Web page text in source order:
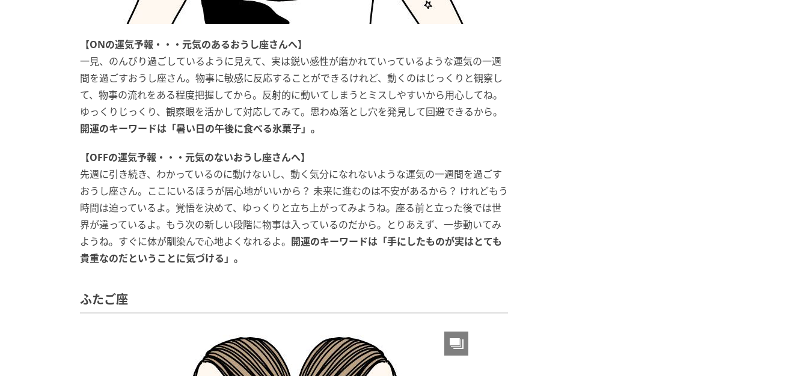
【ONの運気予報・・・元気のあるおうし座さんへ】
一見、のんびり過ごしているように見えて、実は鋭い感性が磨かれていっているような運気の一週
間を過ごすおうし座さん。物事に敏感に反応することができるけれど、動くのはじっくりと観察し
て、物事の流れをある程度把握してから。反射的に動いてしまうとミスしやすいから用心してね。
ゆっくりじっくり、観察眼を活かして対応してみて。思わぬ落とし穴を発見して回避できるから。
開運のキーワードは「暑い日の午後に食べる氷菓子」。
【OFFの運気予報・・・元気のないおうし座さんへ】
先週に引き続き、わかっているのに動けないし、動く気分になれないような運気の一週間を過ごす
おうし座さん。ここにいるほうが居心地がいいから？ 未来に進むのは不安があるから？ けれどもう
時間は迫っているよ。覚悟を決めて、ゆっくりと立ち上がってみようね。座る前と立った後では世
界が違っているよ。もう次の新しい段階に物事は入っているのだから。とりあえず、一歩動いてみ
ようね。すぐに体が馴染んで心地よくなれるよ。 開運のキーワードは「手にしたものが実はとても
貴重なのだということに気づける」。
ふたご座